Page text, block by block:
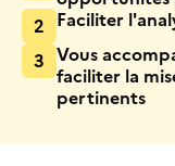
2 Faciliter
3 Vous
faciliter la
pertinents